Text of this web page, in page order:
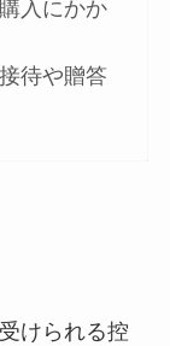
入にかか
待や贈答
けられる控